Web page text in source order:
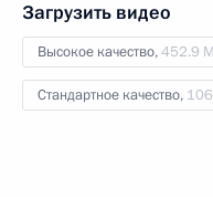
Загрузить видео
Высокое качество,452.9
Стандартное качество,